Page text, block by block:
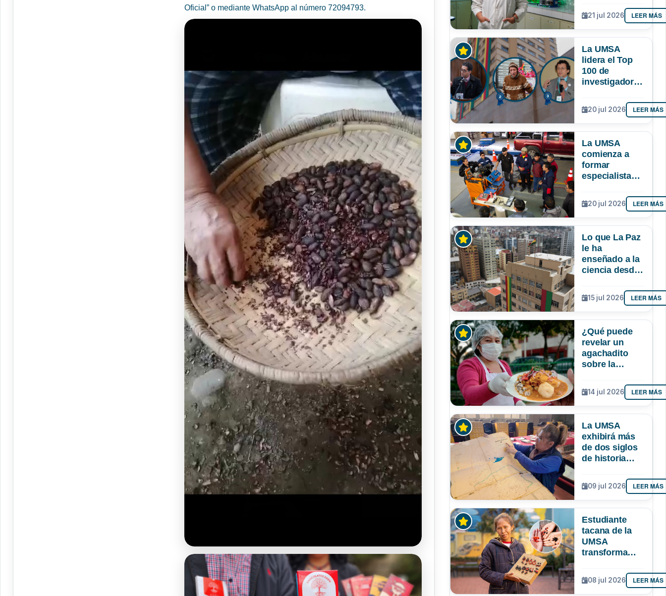
Oficial” o mediante WhatsApp al número 72094793.
destacados de
Bolivia
21 jul 2026 LEER MÁS
La UMSA
lidera el Top
100 de
investigadores
científico de
Bolivia
20 jul 2026 LEER MÁS
La UMSA
comienza a
formar
especialistas
de vehículos
afectados por
la gasolina de
20 jul 2026 LEER MÁS
Lo que La Paz
le ha
enseñado a la
ciencia desde
15 jul 2026 LEER MÁS
¿Qué puede
revelar un
agachadito
sobre la
paceña? Un
estudio
sociológico de
la respuesta
14 jul 2026 LEER MÁS
La UMSA
exhibirá más
de dos siglos
de historia
Larga Noche
de Museos
09 jul 2026 LEER MÁS
Estudiante
tacana de la
UMSA
transforma
amazónicas en
artesanías
08 jul 2026 LEER MÁS